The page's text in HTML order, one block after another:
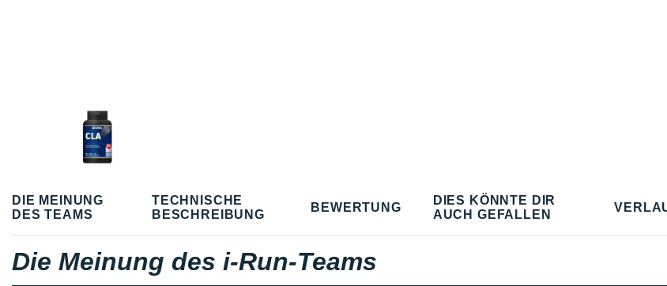
DIE MEINUNG
DES TEAMS
TECHNISCHE
BESCHREIBUNG
BEWERTUNG
DIES KÖNNTE DIR
AUCH GEFALLEN
Die Meinung des i-Run-Teams